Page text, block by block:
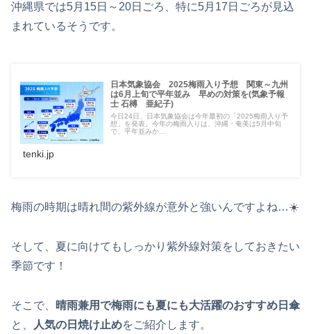
沖縄県では5月15日～20日ごろ、特に5月17日ごろが見込
まれているそうです。
日本気象協会 2025梅雨入り予想 関東～九州
は6月上旬で平年並み 早めの対策を(気象予報
士 石榑 亜紀子)
今日24日、日本気象協会は今年最初の「2025梅雨入り予
想」を発表。今年の梅雨入りは、沖縄・奄美は5月中旬
で、平年並みか...
tenki.jp
梅雨の時期は晴れ間の紫外線が意外と強いんですよね…☀️
そして、夏に向けてもしっかり紫外線対策をしておきたい
季節です！
そこで、
晴雨兼用で梅雨にも夏にも大活躍のおすすめ日傘
と、
人気の日焼け止めをご紹介します。